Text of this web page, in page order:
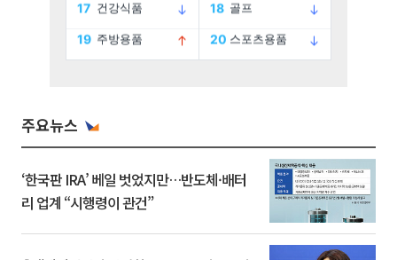
주요뉴스
‘한국판 IRA’ 베일 벗었지만…반도체·배터
리 업계 “시행령이 관건”